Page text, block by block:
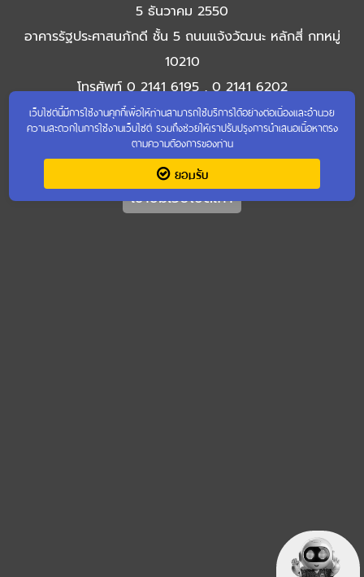
5 ธันวาคม 2550
อาคารรัฐประศาสนภักดี ชั้น 5 ถนนแจ้งวัฒนะ หลักสี่ กทหมู่
10210
โทรศัพท์ 0 2141 6195 , 0 2141 6202
เข้าชมเว็บไซต์เก่า
เว็บไซต์นี้มีการใช้งานคุกกี้เพื่อให้ท่านสามารถใช้บริการได้อย่างต่อเนื่องและอำนวย
ความสะดวกในการใช้งานเว็บไซต์ รวมถึงช่วยให้เราปรับปรุงการนำเสนอเนื้อหาตรง
ตามความต้องการของท่าน
ยอมรับ